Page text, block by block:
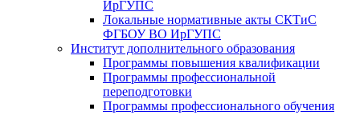
ИрГУПС
Локальные нормативные акты СКТиС
ФГБОУ ВО ИрГУПС
Институт дополнительного образования
Программы повышения квалификации
Программы профессиональной
переподготовки
Программы профессионального обучения